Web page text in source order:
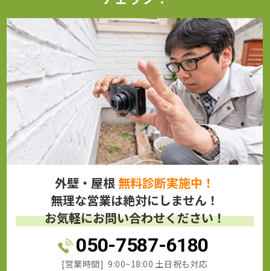
外壁・屋根 無料診断実施中！
無理な営業は絶対にしません！
お気軽にお問い合わせください！
050-7587-6180
[営業時間] 9:00~18:00 土日祝も対応